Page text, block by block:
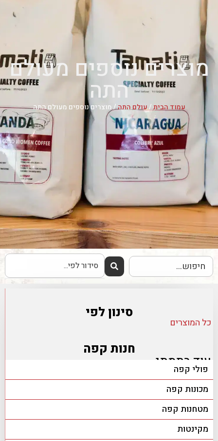
מוצרים נוספים מעולם
התה
עמוד הבית/עולם התה/ מוצרים נוספים מעולם התה
סינון לפי
כל המוצרים
חנות קפה
פולי קפה
מכונות קפה
מטחנות קפה
מקינטות
עוד בתמתי